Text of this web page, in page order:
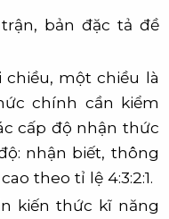
bản đặc tả đề
một chiều là
chính cần kiểm
cấp độ nhận thức
nhận biết, thông
theo tỉ lệ 4:3:2:1.
kiến thức kĩ năng